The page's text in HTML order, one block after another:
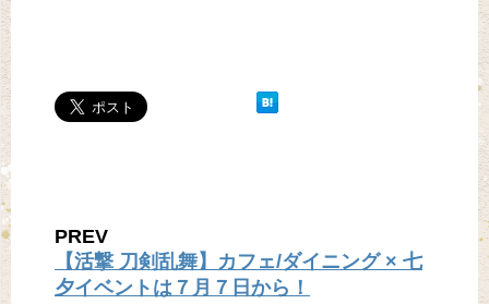
PREV
【活撃 刀剣乱舞】カフェ/ダイニング × 七
夕イベントは７月７日から！